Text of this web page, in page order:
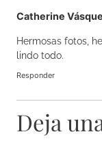
Catherine
Hermosas fotos,
lindo todo.
Responder
Deja